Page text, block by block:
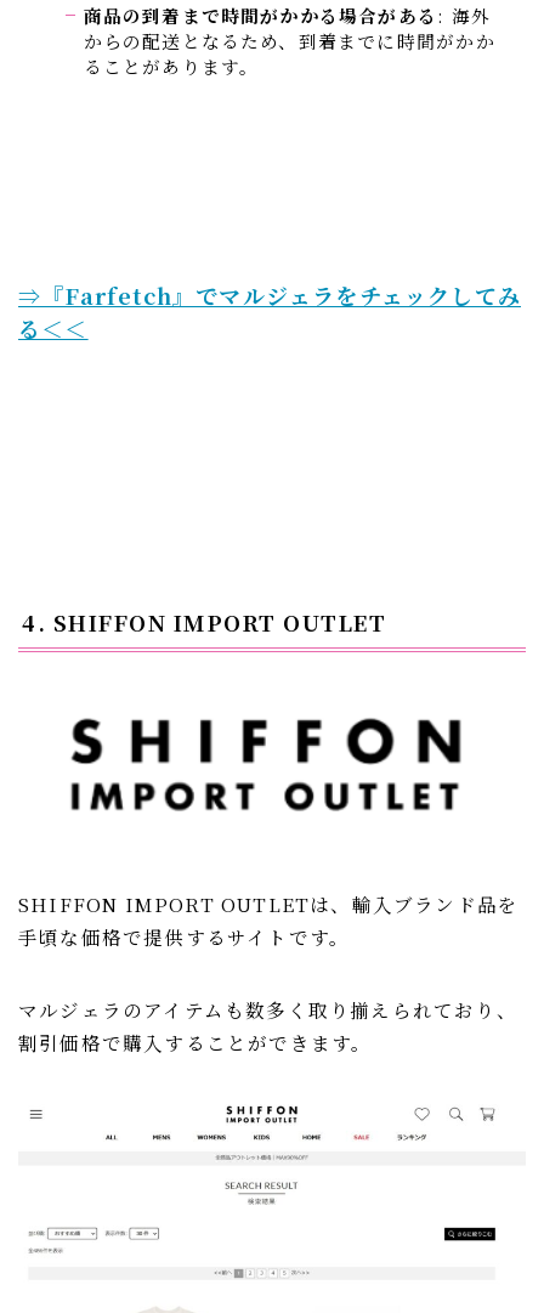
商品の到着まで時間がかかる場合がある : 海外
からの配送となるため、到着までに時間がかか
ることがあります。
⇒『Farfetch』でマルジェラをチェックしてみ
る＜＜
4. SHIFFON IMPORT OUTLET
SHIFFON IMPORT OUTLETは、輸入ブランド品を
手頃な価格で提供するサイトです。
マルジェラのアイテムも数多く取り揃えられており、
割引価格で購入することができます。